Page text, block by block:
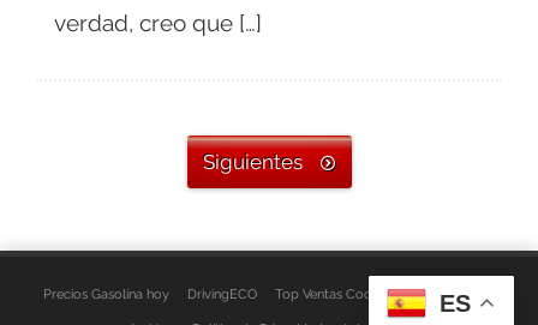
verdad, creo que […]
Siguientes
Precios Gasolina hoy DrivingECO Top Ventas Coches EspacioFurgo
ES